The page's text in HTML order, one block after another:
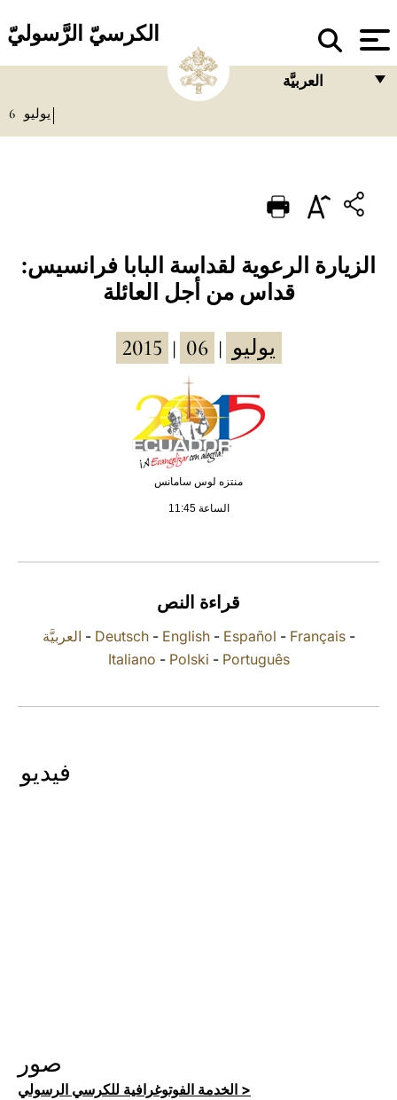
الكرسيّ الرَّسوليّ
العربيَّة
PORTUGUÊS
ESPAÑOL
DEUTSCH
يوليو 6
الزيارة الرعوية لقداسة البابا فرانسيس:
قداس من أجل العائلة
2015 يوليو 06
منتزه لوس سامانس
الساعة 11:45
قراءة النص
العربيَّة - Deutsch- English- Español - Français-
Italiano - Polski - Português
فيديو
صور
الخدمة الفوتوغرافية للكرسي الرسولي >